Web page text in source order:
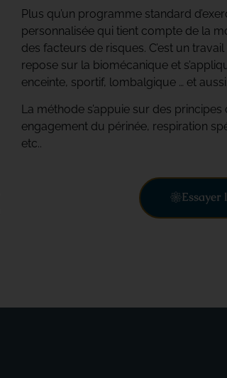
Plus qu’un programme standard
personnalisée qui tient compte de la
des facteurs de risques. C’est un
repose sur la biomécanique et
enceinte, sportif, lombalgique … et
La méthode s’appuie sur des
engagement du périnée, respiration
etc..
Essayer